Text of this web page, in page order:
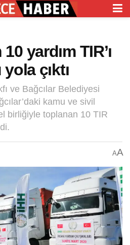
yardım TIR’ı
çıktı
ve Bağcılar Belediyesi
kamu ve sivil
birliğiyle toplanan 10 TIR
AA